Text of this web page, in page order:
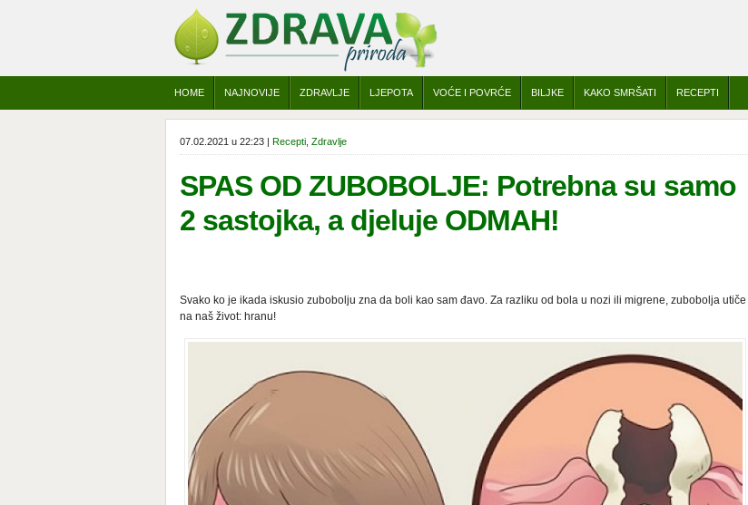
HOME NAJNOVIJE ZDRAVLJE LJEPOTA VOĆE I POVRĆE BILJKE KAKO SMRŠATI RECEPTI
07.02.2021 u 22:23 | Recepti Zdravlje
SPAS OD ZUBOBOLJE: Potrebna su samo
2 sastojka, a djeluje ODMAH!
Svako ko je ikada iskusio zubobolju zna da boli kao sam đavo. Za razliku od bola u nozi ili migrene, zubobolja utiče
na naš život: hranu!